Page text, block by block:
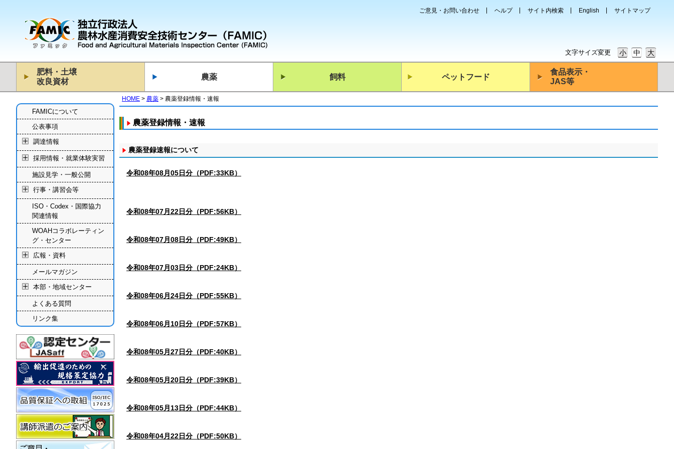
ご意見・お問い合わせ ヘルプ サイト内検索 English サイトマップ
文字サイズ変更 小 中 大
肥料・土壌
改良資材
農薬 飼料 ペットフード
食品表示・
JAS等
HOME 農薬 農薬登録情報・速報
農薬登録情報・速報
農薬登録速報について
令和08年08月05日分（PDF:33KB）
令和08年07月22日分（PDF:56KB）
令和08年07月08日分（PDF:49KB）
令和08年07月03日分（PDF:24KB）
令和08年06月24日分（PDF:55KB）
令和08年06月10日分（PDF:57KB）
令和08年05月27日分（PDF:40KB）
令和08年05月20日分（PDF:39KB）
令和08年05月13日分（PDF:44KB）
令和08年04月22日分（PDF:50KB）
FAMICについて
公表事項
調達情報
採用情報・就業体験実習
施設見学・一般公開
行事・講習会等
ISO・Codex・国際協力
関連情報
WOAHコラボレーティン
グ・センター
広報・資料
メールマガジン
本部・地域センター
よくある質問
リンク集